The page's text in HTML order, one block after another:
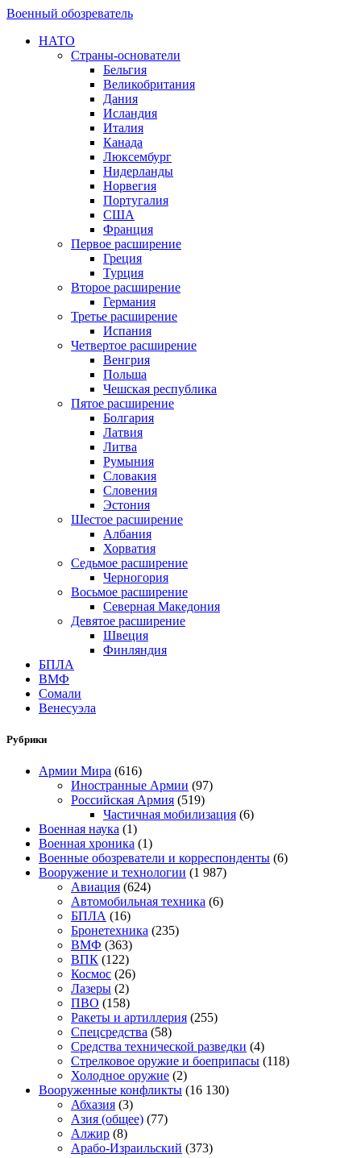
Военный обозреватель
НАТО
Страны-основатели
Бельгия
Великобритания
Дания
Исландия
Италия
Канада
Люксембург
Нидерланды
Норвегия
Португалия
США
Франция
Первое расширение
Греция
Турция
Второе расширение
Германия
Третье расширение
Испания
Четвертое расширение
Венгрия
Польша
Чешская республика
Пятое расширение
Болгария
Латвия
Литва
Румыния
Словакия
Словения
Эстония
Шестое расширение
Албания
Хорватия
Седьмое расширение
Черногория
Восьмое расширение
Северная Македония
Девятое расширение
Швеция
Финляндия
БПЛА
ВМФ
Сомали
Венесуэла
Рубрики
Армии Мира (616)
Иностранные Армии (97)
Российская Армия (519)
Частичная мобилизация (6)
Военная наука (1)
Военная хроника (1)
Военные обозреватели и корреспонденты (6)
Вооружение и технологии (1 987)
Авиация (624)
Автомобильная техника (6)
БПЛА (16)
Бронетехника (235)
ВМФ (363)
ВПК (122)
Космос (26)
Лазеры (2)
ПВО (158)
Ракеты и артиллерия (255)
Спецсредства (58)
Средства технической разведки (4)
Стрелковое оружие и боеприпасы (118)
Холодное оружие (2)
Вооруженные конфликты (16 130)
Абхазия (3)
Азия (общее) (77)
Алжир (8)
Арабо-Израильский (373)